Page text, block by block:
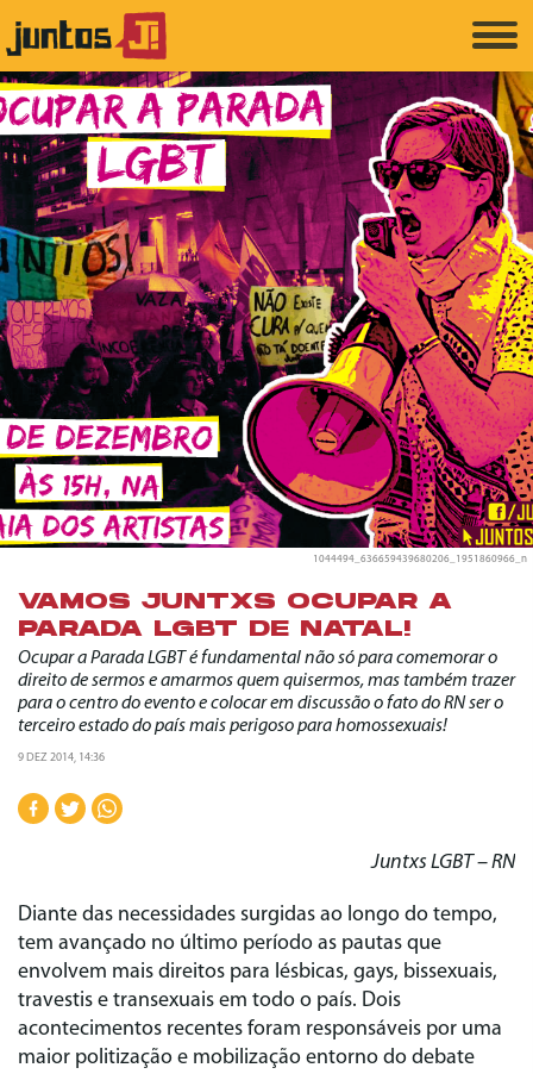
1044494_636659439680206_1951860966_n
VAMOS JUNTXS OCUPAR A
PARADA LGBT DE NATAL!
Ocupar a Parada LGBT é fundamental não só para comemorar o
direito de sermos e amarmos quem quisermos, mas também trazer
para o centro do evento e colocar em discussão o fato do RN ser o
terceiro estado do país mais perigoso para homossexuais!
9 DEZ 2014, 14:36
Juntxs LGBT – RN
Diante das necessidades surgidas ao longo do tempo,
tem avançado no último período as pautas que
envolvem mais direitos para lésbicas, gays, bissexuais,
travestis e transexuais em todo o país. Dois
acontecimentos recentes foram responsáveis por uma
maior politização e mobilização entorno do debate